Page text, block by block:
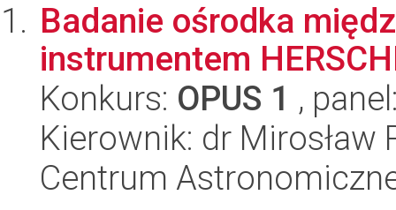
Badanie ośrodka
instrumentem
Konkurs: OPUS 1 ,
Kierownik: dr Mirosław
Centrum